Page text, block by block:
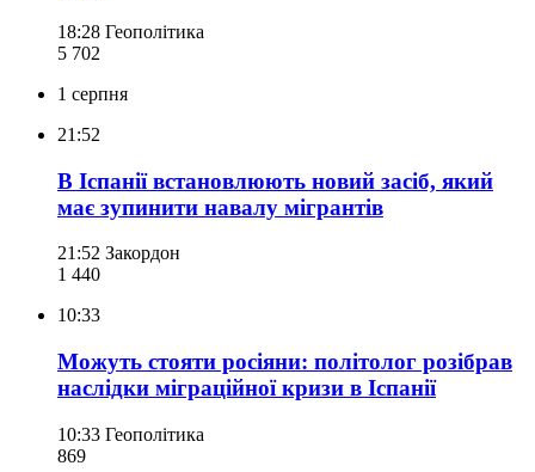
18:28 Геополітика
5 702
1 серпня
21:52
В Іспанії встановлюють новий засіб, який
має зупинити навалу мігрантів
21:52 Закордон
1 440
10:33
Можуть стояти росіяни: політолог розібрав
наслідки міграційної кризи в Іспанії
10:33 Геополітика
869